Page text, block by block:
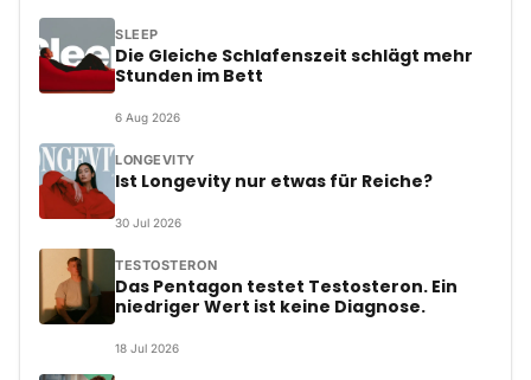
SLEEP
Die Gleiche Schlafenszeit schlägt mehr
Stunden im Bett
6 Aug 2026
LONGEVITY
Ist Longevity nur etwas für Reiche?
30 Jul 2026
TESTOSTERON
Das Pentagon testet Testosteron. Ein
niedriger Wert ist keine Diagnose.
18 Jul 2026